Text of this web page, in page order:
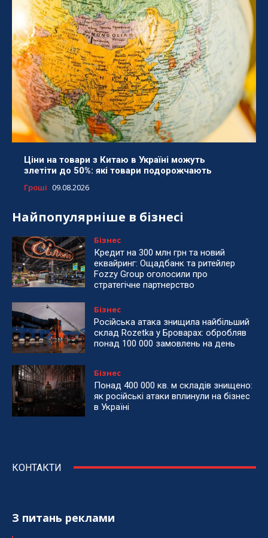
Ціни на товари з Китаю в Україні можуть
злетіти до 50%: які товари подорожчають
Гроші 09.08.2026
Найпопулярніше в бізнесі
Бізнес
Кредит на 300 млн грн та новий
еквайринг: Ощадбанк та ритейлер
Fozzy Group оголосили про
стратегічне партнерство
Бізнес
Російська атака знищила найбільший
склад Rozetka у Броварах: обробляв
понад 100 000 замовлень на день
Бізнес
Понад 400 000 кв. м складів знищено:
як російські атаки вплинули на бізнес
в Україні
КОНТАКТИ
З питань реклами